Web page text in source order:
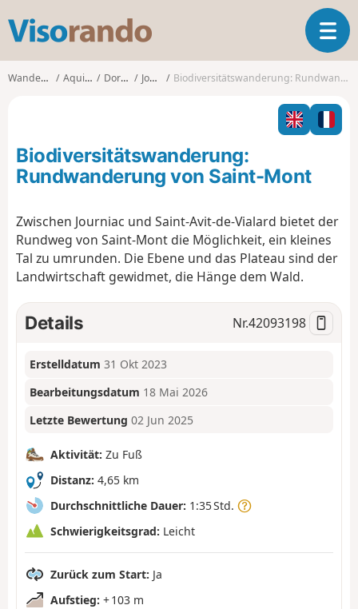
s
o
T
o
l
n
a
t
i
Wanderungen Aquitanien Dordogne Journiac Biodiversitätswanderung: Rundwanderung von Saint-Mont
Biodiversitätswanderung:
Rundwanderung von Saint-Mont
Zwischen Journiac und Saint-Avit-de-Vialard bietet der
Rundweg von Saint-Mont die Möglichkeit, ein kleines
Tal zu umrunden. Die Ebene und das Plateau sind der
Landwirtschaft gewidmet, die Hänge dem Wald.
Details Nr.42093198
Erstelldatum 31 Okt 2023
Bearbeitungsdatum 18 Mai 2026
Letzte Bewertung 02 Jun 2025
Aktivität: Zu Fuß
Distanz: 4,65 km
Durchschnittliche Dauer: 1:35 Std.
Schwierigkeitsgrad: Leicht
Zurück zum Start: Ja
Aufstieg: + 103 m